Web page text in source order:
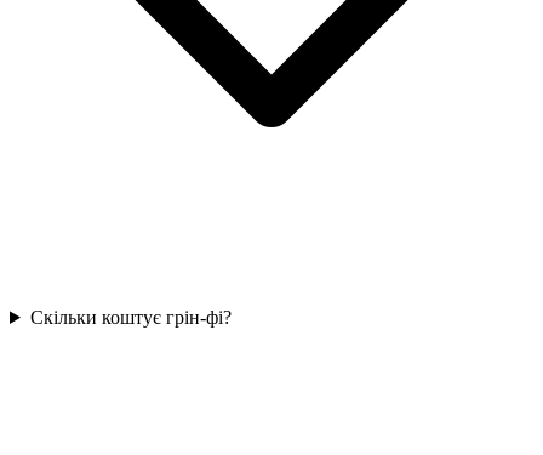
Скільки коштує грін-фі?